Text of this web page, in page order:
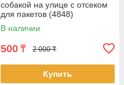
собакой на улице с отсеком
для пакетов (4848)
В наличии
500 ₸ 2 000 ₸
Купить